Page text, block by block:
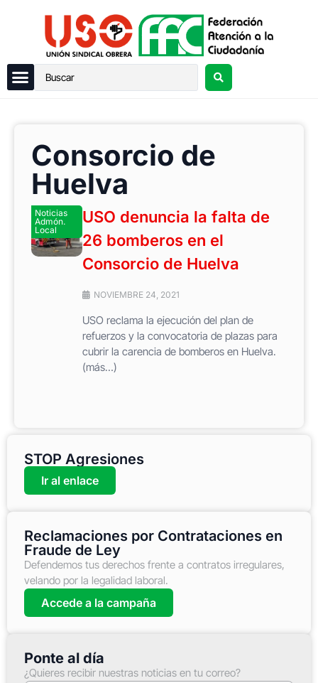
Consorcio de
Huelva
Noticias
Admón.
Local
USO denuncia la falta de
26 bomberos en el
Consorcio de Huelva
NOVIEMBRE 24, 2021
USO reclama la ejecución del plan de
refuerzos y la convocatoria de plazas para
cubrir la carencia de bomberos en Huelva.
(más…)
STOP Agresiones
Ir al enlace
Reclamaciones por Contrataciones en
Fraude de Ley
Defendemos tus derechos frente a contratos irregulares,
velando por la legalidad laboral.
Accede a la campaña
Ponte al día
¿Quieres recibir nuestras noticias en tu correo?